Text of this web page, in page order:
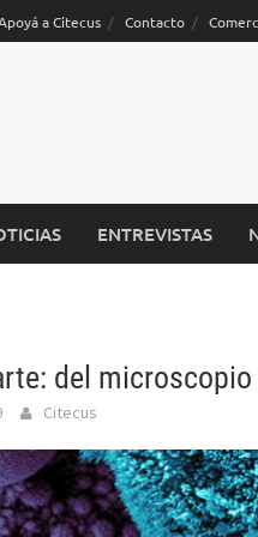
a Citecus Contacto
ENTREVISTAS
del
Citecus